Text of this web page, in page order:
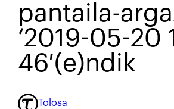
pantaila-
‘2019-05-20
46′(e)ndik
Tolosa